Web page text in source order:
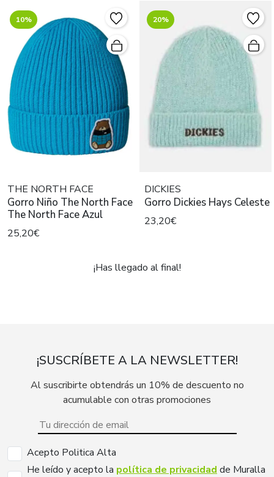
10%
THE NORTH FACE
Gorro Niño The North Face
The North Face Azul
25,20€
20%
DICKIES
Gorro Dickies Hays Celeste
23,20€
¡Has llegado al final!
¡SUSCRÍBETE A LA NEWSLETTER!
Al suscribirte obtendrás un 10% de descuento no
acumulable con otras promociones
Acepto Politica Alta
He leído y acepto la política de privacidad de Muralla